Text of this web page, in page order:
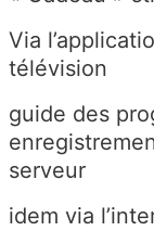
Via
télévision
guide des
serveur
idem via